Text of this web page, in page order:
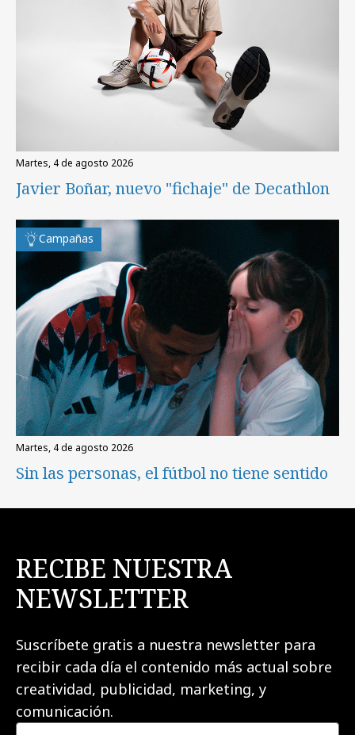
martes, 4 de agosto 2026
Javier Boñar, nuevo "fichaje" de Decathlon
Campañas
martes, 4 de agosto 2026
Sin las personas, el fútbol no tiene sentido
RECIBE NUESTRA
NEWSLETTER
Suscríbete gratis a nuestra newsletter para
recibir cada día el contenido más actual sobre
creatividad, publicidad, marketing, y
comunicación.